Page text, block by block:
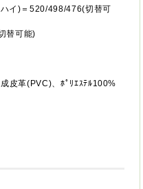
イ)＝520/498/476(切替可
替可能)
皮革(PVC)、ﾎﾟﾘｴｽﾃﾙ100%